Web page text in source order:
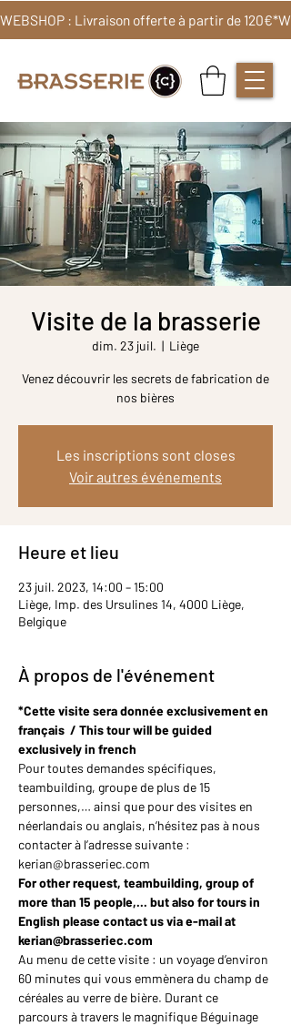
WEBSHOP : Livraison offerte à partir de 120€*
Visite de la brasserie
dim. 23 juil.
  |
Liège
Venez découvrir les secrets de fabrication de
nos bières
Les inscriptions sont closes
Voir autres événements
Heure et lieu
23 juil. 2023, 14:00 – 15:00
Liège, Imp. des Ursulines 14, 4000 Liège,
Belgique
À propos de l'événement
*Cette visite sera donnée exclusivement en
français  / This tour will be guided
exclusively in french
Pour toutes demandes spécifiques,
teambuilding, groupe de plus de 15
personnes,… ainsi que pour des visites en
néerlandais ou anglais, n’hésitez pas à nous
contacter à l’adresse suivante :
kerian@brasseriec.com
For other request, teambuilding, group of
more than 15 people,... but also for tours in
English please contact us via e-mail at
kerian@brasseriec.com
Au menu de cette visite : un voyage d’environ
60 minutes qui vous emmènera du champ de
céréales au verre de bière. Durant ce
parcours à travers le magnifique Béguinage